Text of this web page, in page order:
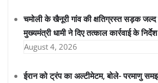
चमोली के खैनूरी गांव की क्षतिग्रस्त सड़क जल्द
मुख्यमंत्री धामी ने दिए तत्काल कार्रवाई के निर्देश
August 4, 2026
ईरान को ट्रंप का अल्टीमेटम, बोले- परमाणु